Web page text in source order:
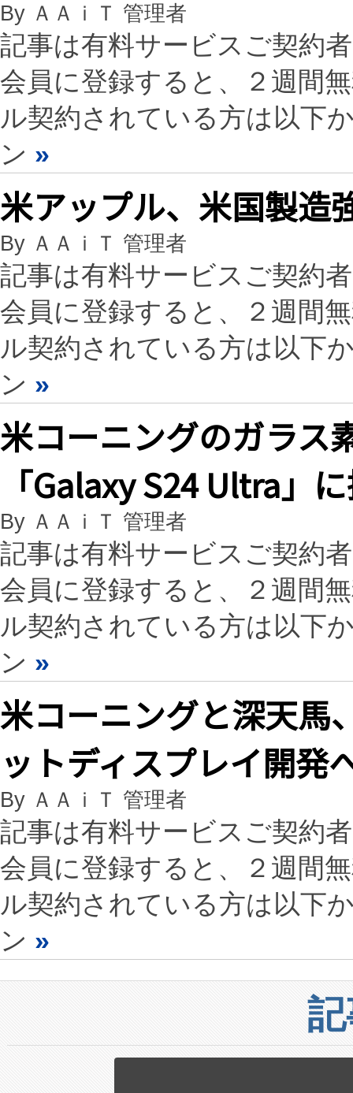
By ＡＡｉＴ 管理者
記事は有料サービスご契約
会員に登録すると、２週間
ル契約されている方は以下
ン »
米アップル、米国製造
By ＡＡｉＴ 管理者
記事は有料サービスご契約
会員に登録すると、２週間
ル契約されている方は以下
ン »
米コーニングのガラス
「Galaxy S24 Ultra」
By ＡＡｉＴ 管理者
記事は有料サービスご契約
会員に登録すると、２週間
ル契約されている方は以下
ン »
米コーニングと深天馬
ットディスプレイ開発
By ＡＡｉＴ 管理者
記事は有料サービスご契約
会員に登録すると、２週間
ル契約されている方は以下
ン »